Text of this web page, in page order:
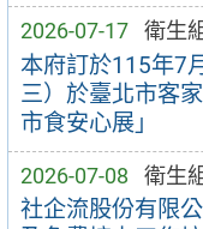
2026-07-17 衛生
本府訂於115年7
三）於臺北市客
市食安心展」
2026-07-08 衛生
社企流股份有限